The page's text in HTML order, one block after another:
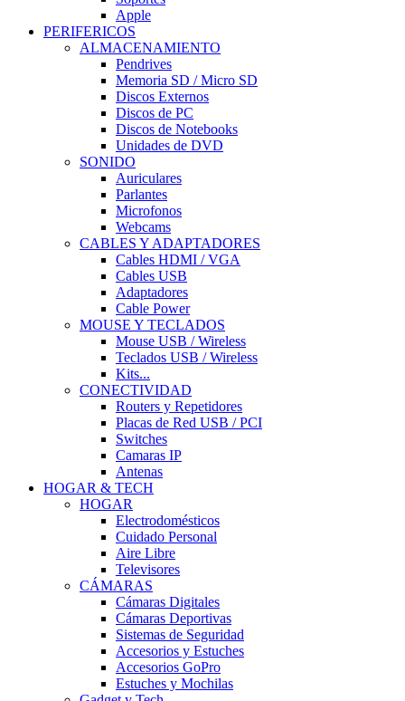
Apple
PERIFERICOS
ALMACENAMIENTO
Pendrives
Memoria SD / Micro SD
Discos Externos
Discos de PC
Discos de Notebooks
Unidades de DVD
SONIDO
Auriculares
Parlantes
Microfonos
Webcams
CABLES Y ADAPTADORES
Cables HDMI / VGA
Cables USB
Adaptadores
Cable Power
MOUSE Y TECLADOS
Mouse USB / Wireless
Teclados USB / Wireless
Kits...
CONECTIVIDAD
Routers y Repetidores
Placas de Red USB / PCI
Switches
Camaras IP
Antenas
HOGAR & TECH
HOGAR
Electrodomésticos
Cuidado Personal
Aire Libre
Televisores
CÁMARAS
Cámaras Digitales
Cámaras Deportivas
Sistemas de Seguridad
Accesorios y Estuches
Accesorios GoPro
Estuches y Mochilas